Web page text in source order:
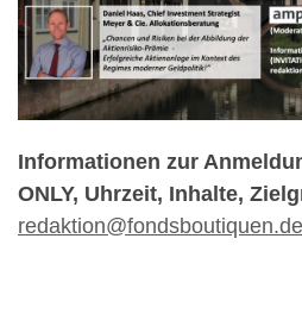
Informationen zur
ONLY, Uhrzeit, Inhalte,
redaktion@fondsboutiquen.de